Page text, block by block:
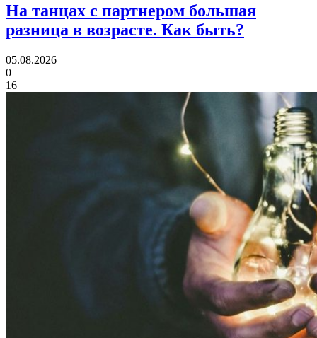
На танцах с партнером большая
разница в возрасте. Как быть?
05.08.2026
0
16